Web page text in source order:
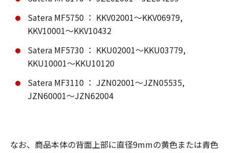
Satera MF5750 ： KKV02001～KKV06979,
KKV10001～KKV10432
Satera MF5730 ： KKU02001～KKU03779,
KKU10001～KKU10120
Satera MF3110 ： JZN02001～JZN05535,
JZN60001～JZN62004
なお、商品本体の背面上部に直径9mmの黄色または青色